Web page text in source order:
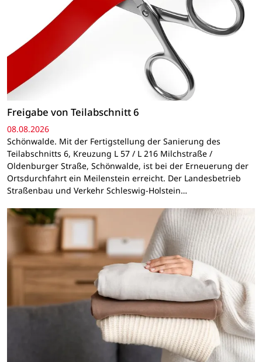
Freigabe von Teilabschnitt 6
08.08.2026
Schönwalde. Mit der Fertigstellung der Sanierung des
Teilabschnitts 6, Kreuzung L 57 / L 216 Milchstraße /
Oldenburger Straße, Schönwalde, ist bei der Erneuerung der
Ortsdurchfahrt ein Meilenstein erreicht. Der Landesbetrieb
Straßenbau und Verkehr Schleswig-Holstein…